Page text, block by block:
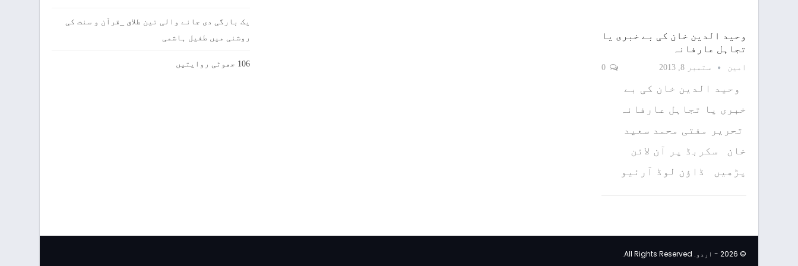
وحید الدین خان کی بے خبری یا
تجاہل عارفانہ
امین ستمبر 8, 2013
وحید الدین خان کی بے
خبری یا تجاہل عارفانہ
تحریر مفتی محمد سعید
خان سکربڈ پر آن لائن
پڑھیں ڈاؤن لوڈ آرئیو
یک بارگی دی جانے والی تین طلاق _قرآن و سنت کی
روشنی میں طفیل ہاشمی
106 جھوٹی روایتیں
© 2026 - اردو. All Rights Reserved.